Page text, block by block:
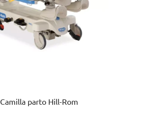
Camilla parto Hill-Rom